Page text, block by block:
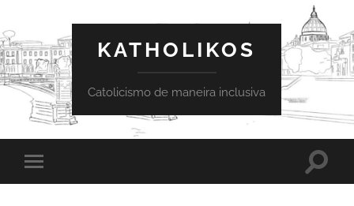
KATHOLIKOS
Catolicismo de maneira inclusiva
Toggle
mobile
Toggle